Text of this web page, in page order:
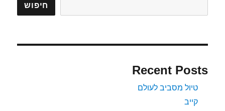
חיפוש
Recent Posts
טיול מסביב לעולם
קייב